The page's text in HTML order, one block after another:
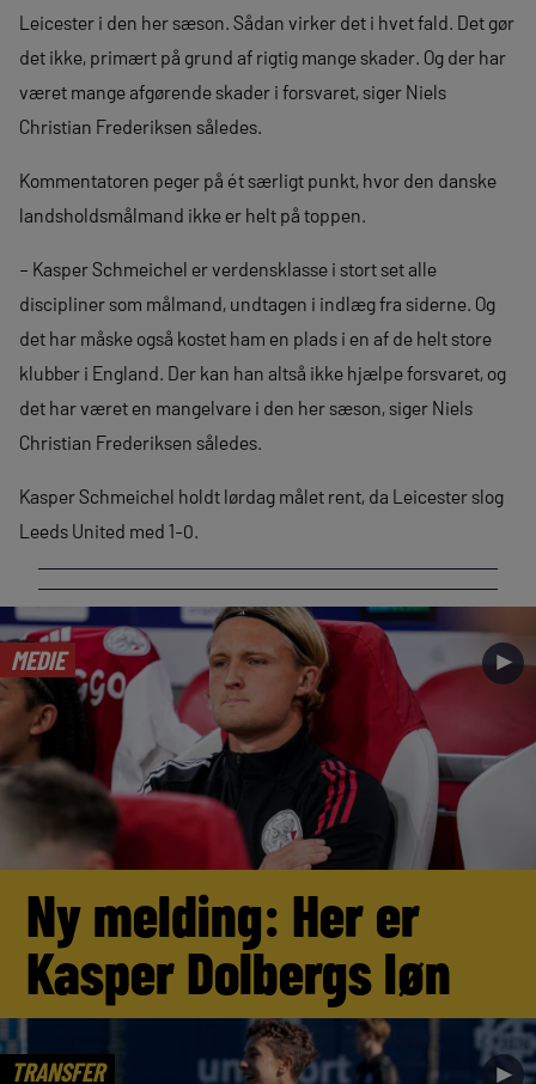
Leicester i den her sæson. Sådan virker det i hvet fald. Det gør
det ikke, primært på grund af rigtig mange skader. Og der har
været mange afgørende skader i forsvaret, siger Niels
Christian Frederiksen således.
Kommentatoren peger på ét særligt punkt, hvor den danske
landsholdsmålmand ikke er helt på toppen.
– Kasper Schmeichel er verdensklasse i stort set alle
discipliner som målmand, undtagen i indlæg fra siderne. Og
det har måske også kostet ham en plads i en af de helt store
klubber i England. Der kan han altså ikke hjælpe forsvaret, og
det har været en mangelvare i den her sæson, siger Niels
Christian Frederiksen således.
Kasper Schmeichel holdt lørdag målet rent, da Leicester slog
Leeds United med 1-0.
MEDIE ►
Ny melding: Her er
Kasper Dolbergs løn
TRANSFER ►